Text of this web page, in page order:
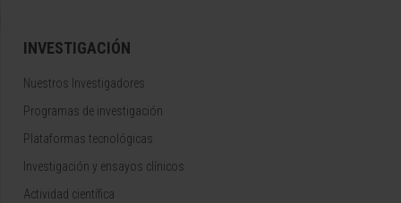
INVESTIGACIÓN
Nuestros Investigadores
Programas de investigación
Plataformas tecnológicas
Investigación y ensayos clínicos
Actividad científica